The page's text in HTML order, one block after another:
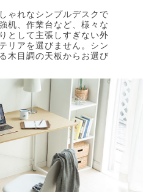
ゃれなシンプルデスクで
机、作業台など、様々な
として主張しすぎない外
リアを選びません。シン
木目調の天板からお選び